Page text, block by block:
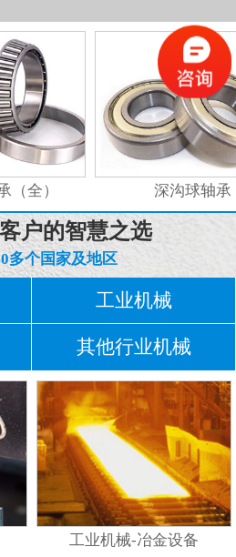
（全） 深沟球轴承
户的智慧之选
多个国家及地区
工业机械
其他行业机械
工业机械-冶金设备